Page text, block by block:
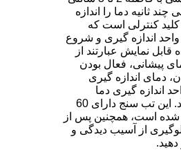
ثانیه دما را اندازه
گیری می کند. پنل دستگاه شامل نمایشگر و 4 کلید کنترلی است که
اندازه گیری و شروع
قابل نمایش عبارتند از
پیشانی، فعال بودن
دمای اندازه گیری
اندازه گیری دما
برحسب درجه سانتی گراد و فارنهایت می باشد. این تب سنج دارای 60
شده است، همچنین پس از
از آسیب دیدگی و